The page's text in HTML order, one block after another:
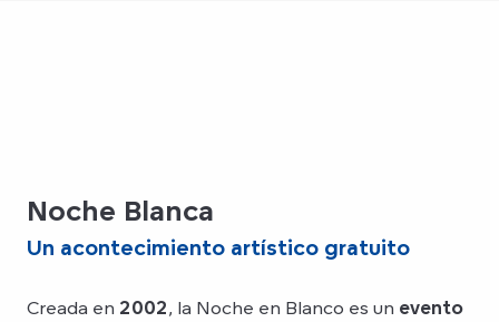
Noche Blanca
Un acontecimiento artístico gratuito
Creada en 2002, la Noche en Blanco es un evento